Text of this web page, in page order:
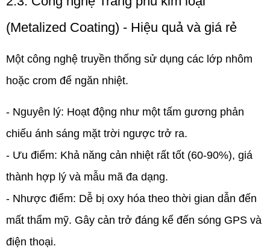
(Metalized Coating) - Hiệu quả và giá rẻ
Một công nghệ truyền thống sử dụng các lớp nhôm
hoặc crom để ngăn nhiệt.
- Nguyên lý: Hoạt động như một tấm gương phản
chiếu ánh sáng mặt trời ngược trở ra.
- Ưu điểm: Khả năng cản nhiệt rất tốt (60-90%), giá
thành hợp lý và mẫu mã đa dạng.
- Nhược điểm: Dễ bị oxy hóa theo thời gian dẫn đến
mất thẩm mỹ. Gây cản trở đáng kể đến sóng GPS và
điện thoại.